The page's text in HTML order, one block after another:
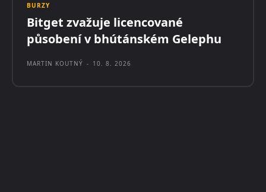
BURZY
Bitget zvažuje licencované
působení v bhútánském Gelephu
MARTIN KOUTNÝ - 10. 8. 2026